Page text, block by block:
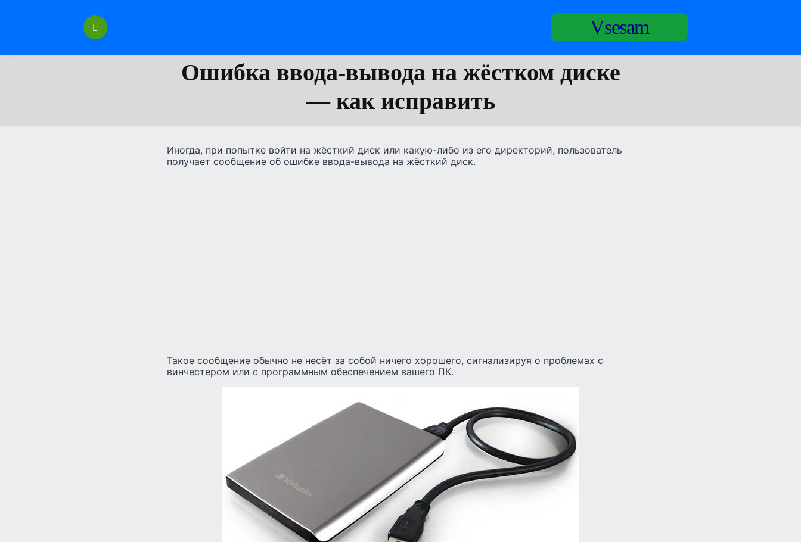
Vsesam
Ошибка ввода-вывода на жёстком диске
— как исправить
Иногда, при попытке войти на жёсткий диск или какую-либо из его директорий, пользователь
получает сообщение об ошибке ввода-вывода на жёсткий диск.
Такое сообщение обычно не несёт за собой ничего хорошего, сигнализируя о проблемах с
винчестером или с программным обеспечением вашего ПК.